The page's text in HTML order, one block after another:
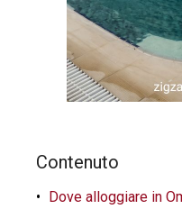
Contenuto
Dove alloggiare in